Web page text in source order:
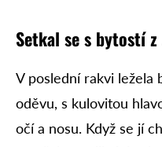
Setkal se s bytostí z
V poslední rakvi
oděvu, s kulovitou
očí a nosu. Když se jí